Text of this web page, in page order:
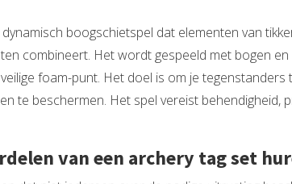
boogschietspel dat elementen van
combineert. Het wordt gespeeld met bogen en
foam-punt. Het doel is om je tegenstanders
te beschermen. Het spel vereist behendigheid,
van een archery tag set